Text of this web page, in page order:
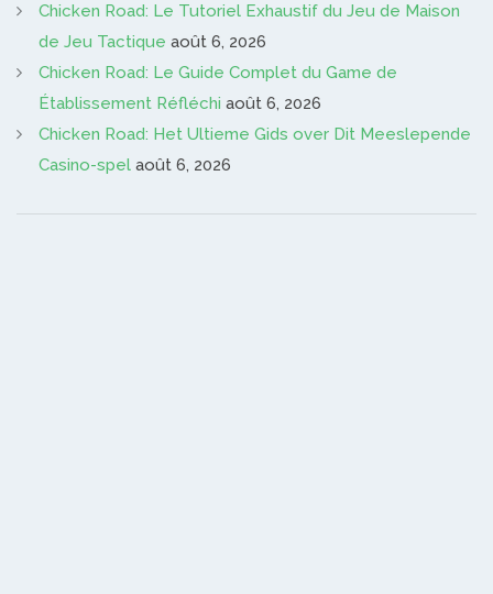
Chicken Road: Le Tutoriel Exhaustif du Jeu de Maison
de Jeu Tactique août 6, 2026
Chicken Road: Le Guide Complet du Game de
Établissement Réfléchi août 6, 2026
Chicken Road: Het Ultieme Gids over Dit Meeslepende
Casino-spel août 6, 2026